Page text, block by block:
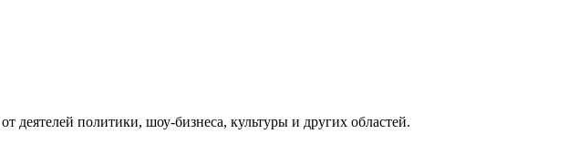
политики, шоу-бизнеса, культуры и других областей.